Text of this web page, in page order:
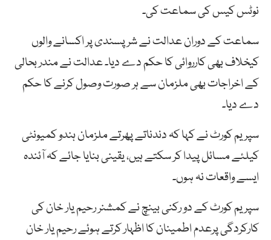
نوٹس کیس کی سماعت کی۔
سماعت کے دوران عدالت نے شرپسندی پر اکسانے والوں
کیخلاف بھی کارروائی کا حکم دے دیا۔ عدالت نے مندر بحالی
کے اخراجات بھی ملزمان سے ہر صورت وصول کرنے کا حکم
دے دیا۔
سپریم کورٹ نے کہا کہ دندناتے پھرتے ملزمان ہندو کمیونٹی
کیلئے مسائل پیدا کر سکتے ہیں، یقینی بنایا جائے کہ آئندہ
ایسے واقعات نہ ہوں۔
سپریم کورٹ کے دو رکنی بینچ نے کمشنر رحیم یار خان کی
کارکردگی پرعدم اطمینان کا اظہار کرتے ہوئے رحیم یار خان